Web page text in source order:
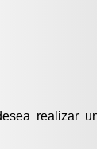
realizar